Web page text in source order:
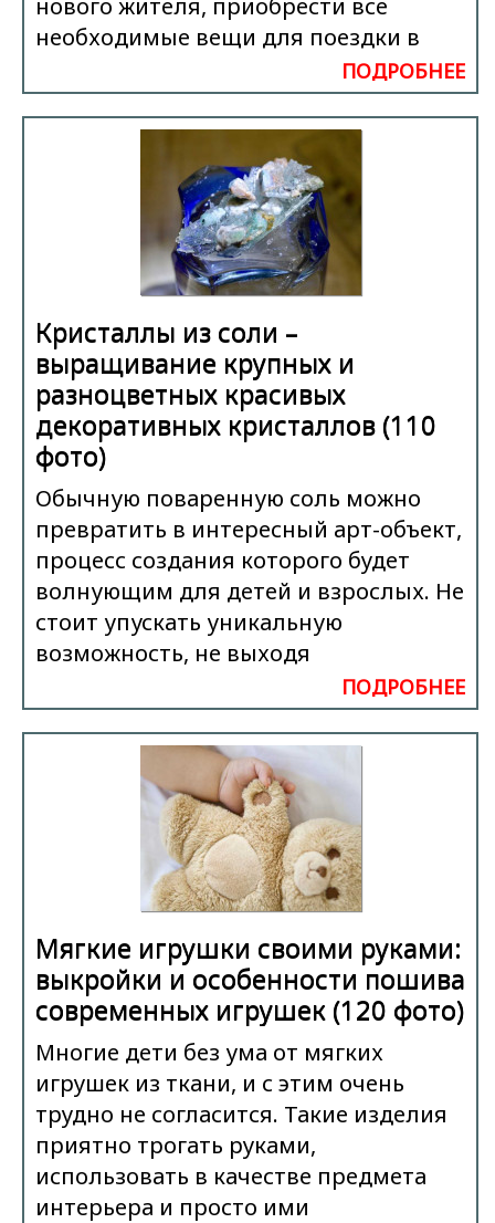
нового жителя, приобрести все
необходимые вещи для поездки в
ПОДРОБНЕЕ
Кристаллы из соли –
выращивание крупных и
разноцветных красивых
декоративных кристаллов (110
фото)
Обычную поваренную соль можно
превратить в интересный арт-объект,
процесс создания которого будет
волнующим для детей и взрослых. Не
стоит упускать уникальную
возможность, не выходя
ПОДРОБНЕЕ
Мягкие игрушки своими руками:
выкройки и особенности пошива
современных игрушек (120 фото)
Многие дети без ума от мягких
игрушек из ткани, и с этим очень
трудно не согласится. Такие изделия
приятно трогать руками,
использовать в качестве предмета
интерьера и просто ими